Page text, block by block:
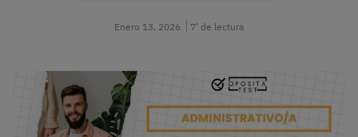
Enero 13, 2026 7’ de lectura